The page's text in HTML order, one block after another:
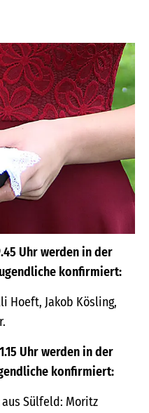
Uhr werden in der
konfirmiert:
Hoeft, Jakob Kösling,
Uhr werden in der
konfirmiert:
aus Sülfeld: Moritz